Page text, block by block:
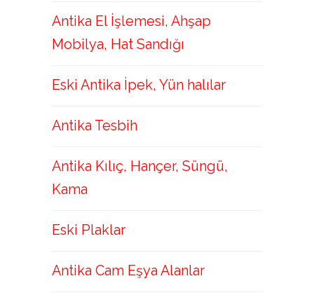
Antika El İşlemesi, Ahşap
Mobilya, Hat Sandığı
Eski Antika İpek, Yün halılar
Antika Tesbih
Antika Kılıç, Hançer, Süngü,
Kama
Eski Plaklar
Antika Cam Eşya Alanlar